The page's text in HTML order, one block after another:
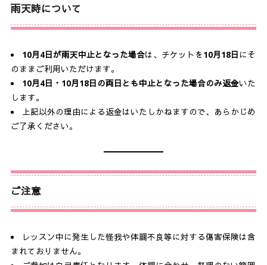
雨天時について
10月4日が雨天中止となった場合は、チケットを10月18日 にそ
のままご利用いただけます。
10月4日・10月18日の両日とも中止となった場合のみ返金いた
します。
上記以外の理由による返金はいたしかねますので、あらかじめ
ご了承ください。
ご注意
レッスン中に発生した怪我や体調不良等に対する傷害保険は含
まれておりません。